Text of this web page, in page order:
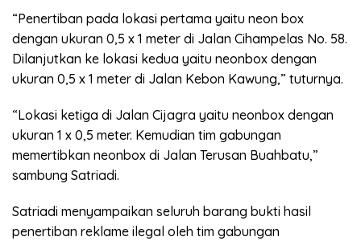
“Penertiban pada lokasi pertama yaitu neon box
dengan ukuran 0,5 x 1 meter di Jalan Cihampelas No. 58.
Dilanjutkan ke lokasi kedua yaitu neonbox dengan
ukuran 0,5 x 1 meter di Jalan Kebon Kawung,” tuturnya.
“Lokasi ketiga di Jalan Cijagra yaitu neonbox dengan
ukuran 1 x 0,5 meter. Kemudian tim gabungan
memertibkan neonbox di Jalan Terusan Buahbatu,”
sambung Satriadi.
Satriadi menyampaikan seluruh barang bukti hasil
penertiban reklame ilegal oleh tim gabungan